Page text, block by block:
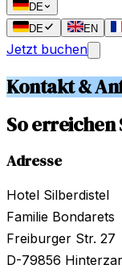
DE
DE
EN
Jetzt buchen
Kontakt &
So erreichen
Adresse
Hotel Silberdistel
Familie Bondarets
Freiburger Str. 27
D-79856